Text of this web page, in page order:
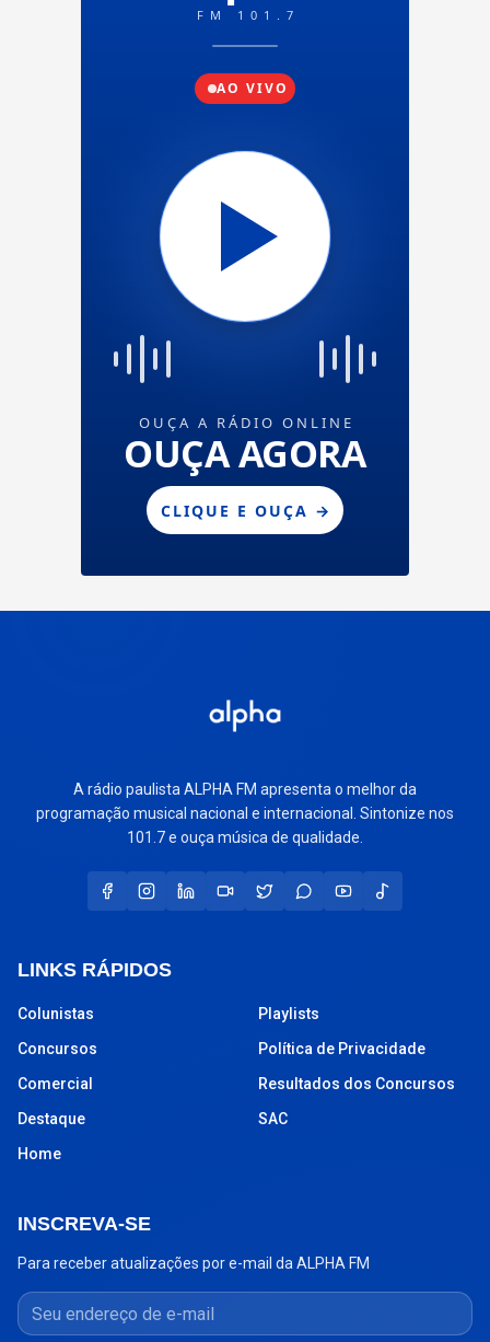
A rádio paulista ALPHA FM apresenta o melhor da
programação musical nacional e internacional. Sintonize nos
101.7 e ouça música de qualidade.
LINKS RÁPIDOS
Colunistas
Concursos
Comercial
Destaque
Home
Playlists
Política de Privacidade
Resultados dos Concursos
SAC
INSCREVA-SE
Para receber atualizações por e-mail da ALPHA FM
Seu endereço de e-mail